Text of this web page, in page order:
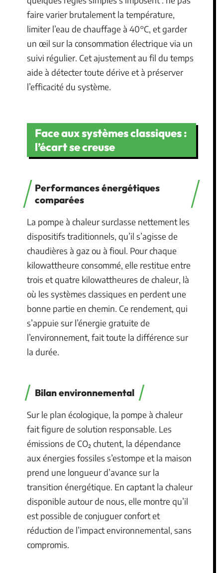
faire varier brutalement la température,
limiter l’eau de chauffage à 40°C, et garder
un œil sur la consommation électrique via un
suivi régulier. Cet ajustement au fil du temps
aide à détecter toute dérive et à préserver
l’efficacité du système.
Face aux systèmes classiques :
l’écart se creuse
Performances énergétiques
comparées
La pompe à chaleur surclasse nettement les
dispositifs traditionnels, qu’il s’agisse de
chaudières à gaz ou à fioul. Pour chaque
kilowattheure consommé, elle restitue entre
trois et quatre kilowattheures de chaleur, là
où les systèmes classiques en perdent une
bonne partie en chemin. Ce rendement, qui
s’appuie sur l’énergie gratuite de
l’environnement, fait toute la différence sur
la durée.
Bilan environnemental
Sur le plan écologique, la pompe à chaleur
fait figure de solution responsable. Les
émissions de CO₂ chutent, la dépendance
aux énergies fossiles s’estompe et la maison
prend une longueur d’avance sur la
transition énergétique. En captant la chaleur
disponible autour de nous, elle montre qu’il
est possible de conjuguer confort et
réduction de l’impact environnemental, sans
compromis.